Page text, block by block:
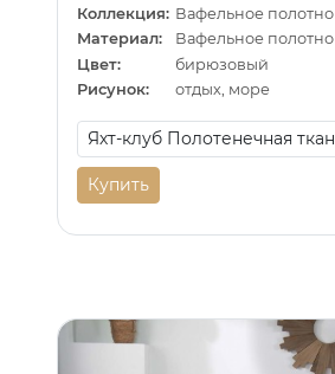
Коллекция: Вафельное полотно
Материал:
Вафельное полотно
Цвет:
бирюзовый
Рисунок:
отдых, море
Купить